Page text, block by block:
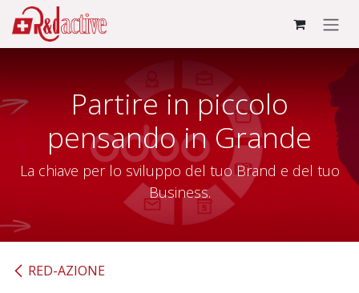
Passa al contenuto
Partire in piccolo
pensando in Grande
La chiave per lo sviluppo del tuo Brand e del tuo
Business.
RED-AZIONE